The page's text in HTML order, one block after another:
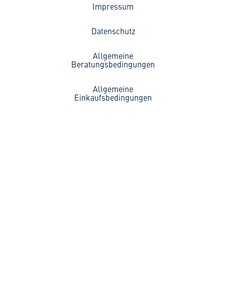
Impressum
Datenschutz
Allgemeine
Beratungsbedingungen
Allgemeine
Einkaufsbedingungen